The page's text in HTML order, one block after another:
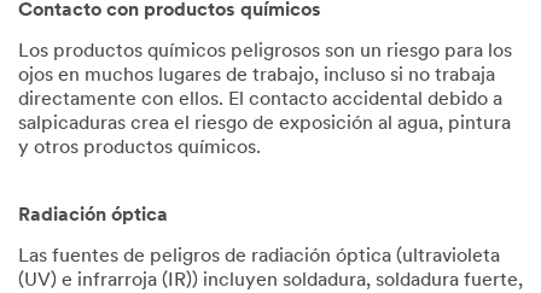
Contacto con productos químicos
Los productos químicos peligrosos son un riesgo para los
ojos en muchos lugares de trabajo, incluso si no trabaja
directamente con ellos. El contacto accidental debido a
salpicaduras crea el riesgo de exposición al agua, pintura
y otros productos químicos.
Radiación óptica
Las fuentes de peligros de radiación óptica (ultravioleta
(UV) e infrarroja (IR)) incluyen soldadura, soldadura fuerte,